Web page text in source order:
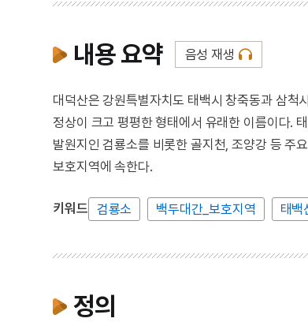
내용 요약 음성 재생
대덕산은 강원특별자치도 태백시 창죽동과 삼척
정상이 크고 평평한 형태에서 유래한 이름이다.
발원지인 검룡소를 비롯한 골지천, 조양강 등 주
보호지역에 속한다.
키워드 검룡소 백두대간_보호지역 태백
정의